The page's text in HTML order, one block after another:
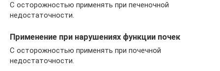
C осторожностью применять при печеночной
недостаточности.
Применение при нарушениях функции почек
C осторожностью применять при почечной
недостаточности.